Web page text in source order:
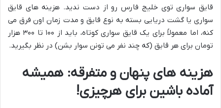
قایق سواری توی خلیج فارس رو از دست ندید. هزینه های قایق
سواری یا گشت دریایی بسته به نوع قایق و مدت زمان اون فرق می
کنه، اما معمولاً برای یک قایق سواری کوتاه، باید از ۱۰۰ تا ۳۰۰ هزار
تومان برای هر قایق (که چند نفر می تونن سوار بشن) در نظر بگیرید.
هزینه های پنهان و متفرقه: همیشه
آماده باشین برای هرچیزی!